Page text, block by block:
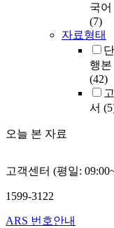
국어
(7)
자료형태
단
행본
(42)
고
서
오늘 본 자료
고객센터 (평일:
1599-3122
ARS 번호안내